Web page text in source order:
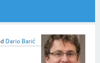
Dario Barić